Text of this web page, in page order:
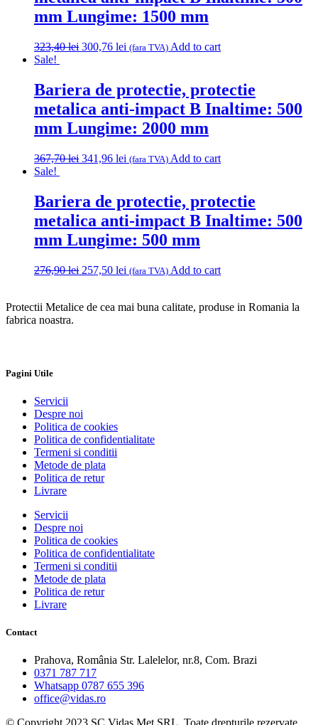
mm Lungime: 1500 mm
323,40lei Original
323,40 lei.
300,76 lei Current
300,76 lei.
(fara TVA) Add to cart
Sale!
Bariera de protectie, protectie
metalica anti-impact B Inaltime: 500
mm Lungime: 2000 mm
367,70lei Original
367,70 lei.
341,96 lei Current
341,96 lei.
(fara TVA) Add to cart
Sale!
Bariera de protectie, protectie
metalica anti-impact B Inaltime: 500
mm Lungime: 500 mm
276,90lei Original
276,90 lei.
257,50 lei Current
257,50 lei.
(fara TVA) Add to cart
Protectii Metalice de cea mai buna calitate, produse in Romania la
fabrica noastra.
Pagini Utile
Servicii
Despre noi
Politica de cookies
Politica de confidentialitate
Termeni si conditii
Metode de plata
Politica de retur
Livrare
Servicii
Despre noi
Politica de cookies
Politica de confidentialitate
Termeni si conditii
Metode de plata
Politica de retur
Livrare
Contact
Prahova, România Str. Lalelelor, nr.8, Com. Brazi
0371 787 717
Whatsapp 0787 655 396
office@vidas.ro